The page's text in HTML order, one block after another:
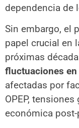
dependencia de
Sin embargo, el
papel crucial en
próximas
fluctuaciones
afectadas por
OPEP,
económica